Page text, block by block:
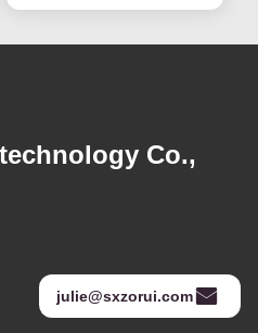
Co.,
julie@sxzorui.com